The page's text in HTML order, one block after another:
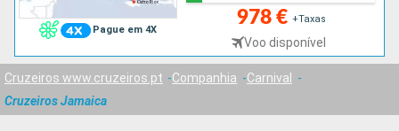
Pague em 4X
978 € +Taxas
Voo disponível
Cruzeiros www.cruzeiros.pt Companhia
Carnival
Cruzeiros Jamaica